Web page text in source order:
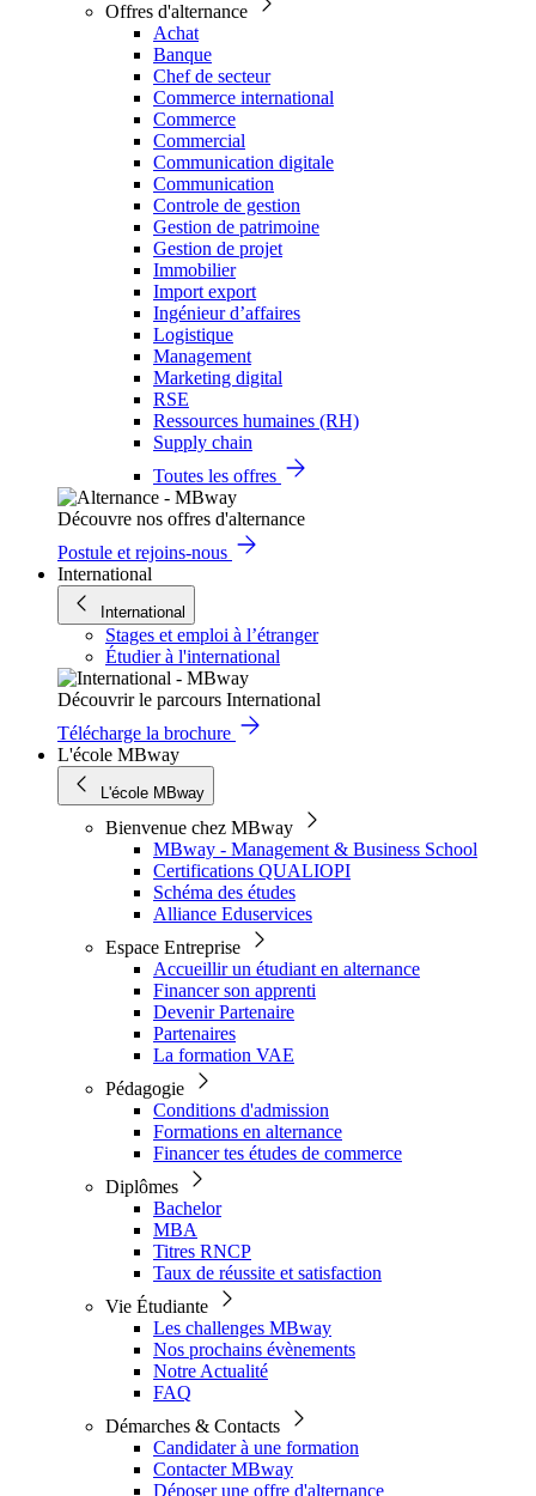
Offres d'alternance
Achat
Banque
Chef de secteur
Commerce international
Commerce
Commercial
Communication digitale
Communication
Controle de gestion
Gestion de patrimoine
Gestion de projet
Immobilier
Import export
Ingénieur d’affaires
Logistique
Management
Marketing digital
RSE
Ressources humaines (RH)
Supply chain
Toutes les offres
Découvre nos offres d'alternance
Postule et rejoins-nous
International
International
Stages et emploi à l’étranger
Étudier à l'international
Découvrir le parcours International
Télécharge la brochure
L'école MBway
L'école MBway
Bienvenue chez MBway
MBway - Management & Business School
Certifications QUALIOPI
Schéma des études
Alliance Eduservices
Espace Entreprise
Accueillir un étudiant en alternance
Financer son apprenti
Devenir Partenaire
Partenaires
La formation VAE
Pédagogie
Conditions d'admission
Formations en alternance
Financer tes études de commerce
Diplômes
Bachelor
MBA
Titres RNCP
Taux de réussite et satisfaction
Vie Étudiante
Les challenges MBway
Nos prochains évènements
Notre Actualité
FAQ
Démarches & Contacts
Candidater à une formation
Contacter MBway
Déposer une offre d'alternance